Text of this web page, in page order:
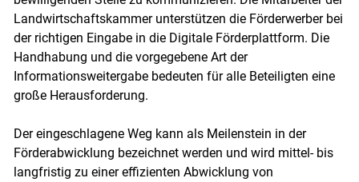
Landwirtschaftskammer unterstützen die Förderwerber bei
der richtigen Eingabe in die Digitale Förderplattform. Die
Handhabung und die vorgegebene Art der
Informationsweitergabe bedeuten für alle Beteiligten eine
große Herausforderung.
Der eingeschlagene Weg kann als Meilenstein in der
Förderabwicklung bezeichnet werden und wird mittel- bis
langfristig zu einer effizienten Abwicklung von